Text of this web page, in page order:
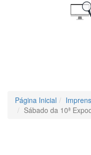
Página Inicial
Sábado da 10ª